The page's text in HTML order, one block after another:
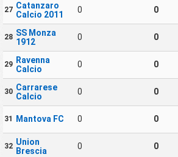
27 Catanzaro
Calcio 2011
0 0
28 SS Monza
1912
0 0
29 Ravenna
Calcio
0 0
30 Carrarese
Calcio
0 0
31 Mantova FC 0 0
32 Union
Brescia
0 0